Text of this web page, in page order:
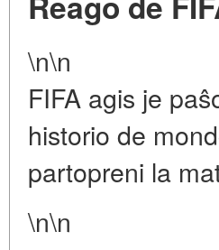
\n\n
FIFA agis je
historio de
partopreni la
\n\n